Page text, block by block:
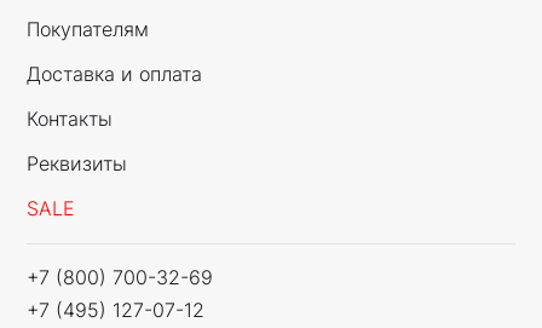
Покупателям
Доставка и оплата
Контакты
Реквизиты
SALE
+7 (800) 700-32-69
+7 (495) 127-07-12